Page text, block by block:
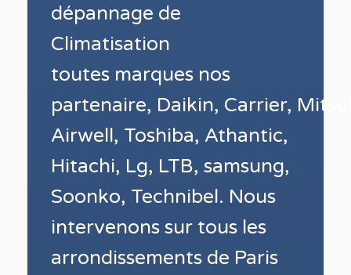
dépannage de
Climatisation
toutes marques nos
partenaire, Daikin, Carrier,
Airwell, Toshiba, Athantic,
Hitachi, Lg, LTB, samsung,
Soonko, Technibel. Nous
intervenons sur tous les
arrondissements de Paris